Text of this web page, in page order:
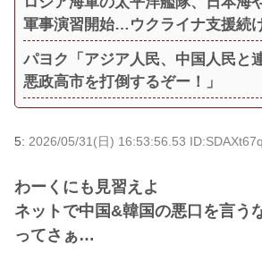
軍事演習開始…ウクライナ支援続
パヨク「アジア人民、中国人民と
悪政高市を打倒するぞー！」
5: 2026/05/31(日) 16:53:56.53 ID:SDAXt67q
わーくにも見習えよ
ネットで中国&韓国の悪口を言う
ってさぁ…